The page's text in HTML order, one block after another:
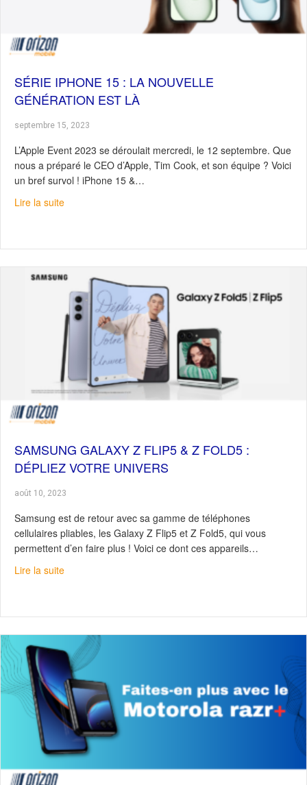
SÉRIE IPHONE 15 : LA NOUVELLE
GÉNÉRATION EST LÀ
septembre 15, 2023
L’Apple Event 2023 se déroulait mercredi, le 12 septembre. Que
nous a préparé le CEO d’Apple, Tim Cook, et son équipe ? Voici
un bref survol ! iPhone 15 &…
Lire la suiteabout Série iPhone 15 : La nouvelle génération est là
SAMSUNG GALAXY Z FLIP5 & Z FOLD5 :
DÉPLIEZ VOTRE UNIVERS
août 10, 2023
Samsung est de retour avec sa gamme de téléphones
cellulaires pliables, les Galaxy Z Flip5 et Z Fold5, qui vous
permettent d’en faire plus ! Voici ce dont ces appareils…
Lire la suiteabout Samsung Galaxy Z Flip5 & Z Fold5 : Dépliez